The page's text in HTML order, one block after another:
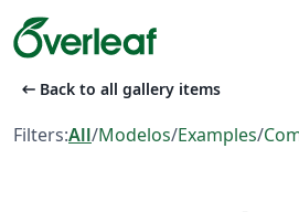
arrow_left_alt Back to all gallery items
Filters:All/Modelos/Examples/